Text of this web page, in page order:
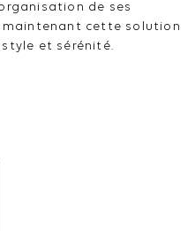
de ses
maintenant cette solution
et sérénité.